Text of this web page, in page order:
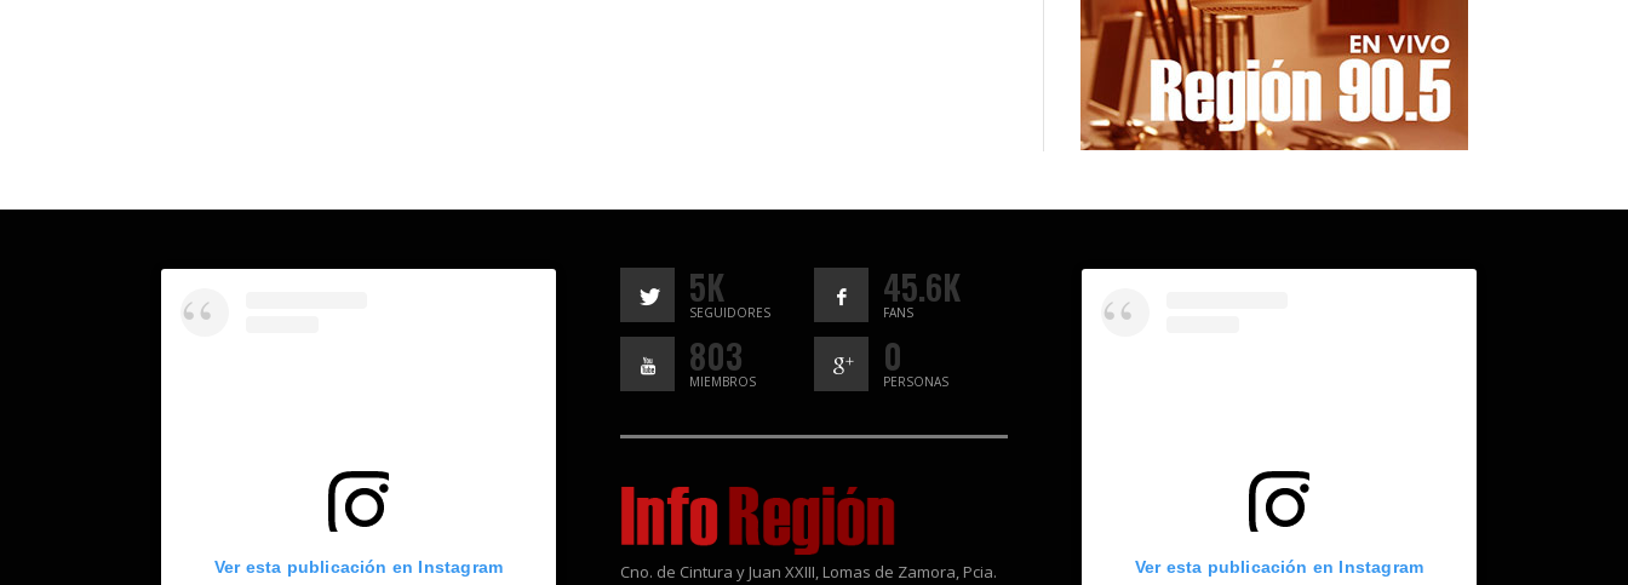
Ver esta publicación en Instagram
5K
SEGUIDORES
45.6K
FANS
803
MIEMBROS
0
PERSONAS
Cno. de Cintura y Juan XXIII, Lomas de Zamora, Pcia. Ver esta publicación en Instagram